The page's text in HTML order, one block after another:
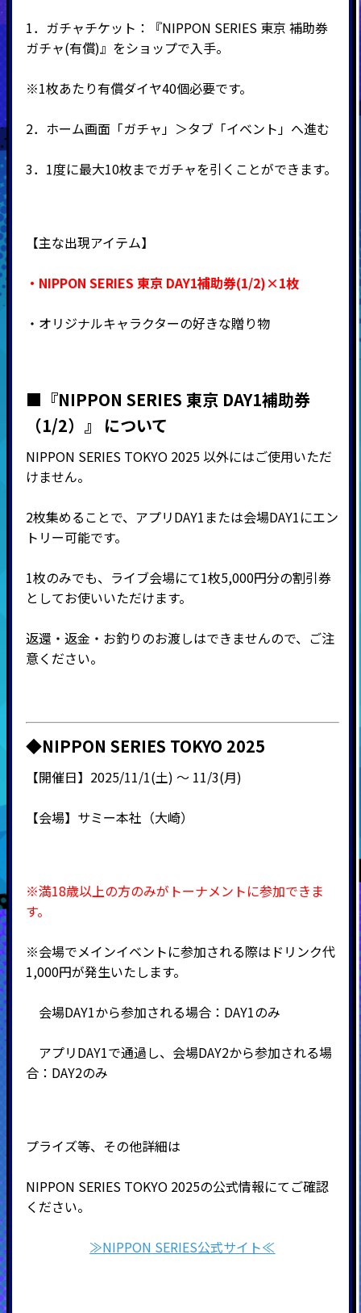
1．ガチャチケット：『NIPPON SERIES 東京 補助券
ガチャ(有償)』をショップで入手。
※1枚あたり有償ダイヤ40個必要です。
2．ホーム画面「ガチャ」＞タブ「イベント」へ進む
3．1度に最大10枚までガチャを引くことができます。
【主な出現アイテム】
・NIPPON SERIES 東京 DAY1補助券(1/2)×1枚
・オリジナルキャラクターの好きな贈り物
■『NIPPON SERIES 東京 DAY1補助券
（1/2）』 について
NIPPON SERIES TOKYO 2025 以外にはご使用いただ
けません。
2枚集めることで、アプリDAY1または会場DAY1にエン
トリー可能です。
1枚のみでも、ライブ会場にて1枚5,000円分の割引券
としてお使いいただけます。
返還・返金・お釣りのお渡しはできませんので、ご注
意ください。
◆NIPPON SERIES TOKYO 2025
【開催日】 2025/11/1(土) ～ 11/3(月)
【会場】サミー本社（大崎）
※満18歳以上の方のみがトーナメントに参加できま
す。
※会場でメインイベントに参加される際はドリンク代
1,000円が発生いたします。
会場DAY1から参加される場合：DAY1のみ
アプリDAY1で通過し、会場DAY2から参加される場
合：DAY2のみ
プライズ等、その他詳細は
NIPPON SERIES TOKYO 2025の公式情報にてご確認
ください。
≫NIPPON SERIES公式サイト≪